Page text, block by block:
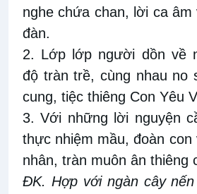
nghe chứa chan, lời ca âm
đàn.
2. Lớp lớp người dồn về
độ tràn trề, cùng nhau no
cung, tiệc thiêng Con Yêu
3. Với những lời nguyện
thực nhiệm mầu, đoàn con
nhân, tràn muôn ân thiêng
ĐK. Hợp với ngàn cây